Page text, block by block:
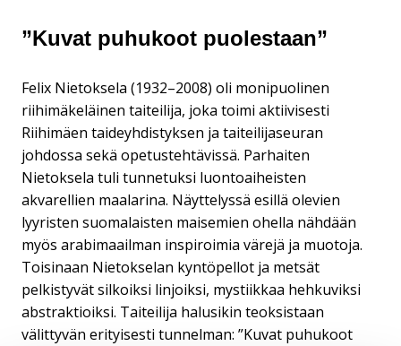
”Kuvat puhukoot puolestaan”
Felix Nietoksela (1932–2008) oli monipuolinen
riihimäkeläinen taiteilija, joka toimi aktiivisesti
Riihimäen taideyhdistyksen ja taiteilijaseuran
johdossa sekä opetustehtävissä. Parhaiten
Nietoksela tuli tunnetuksi luontoaiheisten
akvarellien maalarina. Näyttelyssä esillä olevien
lyyristen suomalaisten maisemien ohella nähdään
myös arabimaailman inspiroimia värejä ja muotoja.
Toisinaan Nietokselan kyntöpellot ja metsät
pelkistyvät silkoiksi linjoiksi, mystiikkaa hehkuviksi
abstraktioiksi. Taiteilija halusikin teoksistaan
välittyvän erityisesti tunnelman: ”Kuvat puhukoot